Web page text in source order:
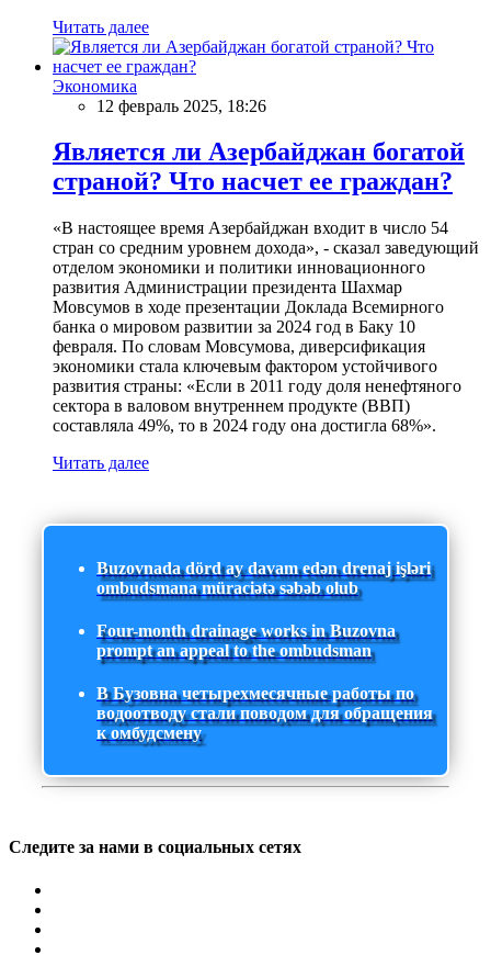
Читать далее
Экономика
12 февраль 2025, 18:26
Является ли Азербайджан богатой
страной? Что насчет ее граждан?
«В настоящее время Азербайджан входит в число 54
стран со средним уровнем дохода», - сказал заведующий
отделом экономики и политики инновационного
развития Администрации президента Шахмар
Мовсумов в ходе презентации Доклада Всемирного
банка о мировом развитии за 2024 год в Баку 10
февраля. По словам Мовсумова, диверсификация
экономики стала ключевым фактором устойчивого
развития страны: «Если в 2011 году доля ненефтяного
сектора в валовом внутреннем продукте (ВВП)
составляла 49%, то в 2024 году она достигла 68%».
Читать далее
Buzovnada dörd ay davam edən drenaj işləri
ombudsmana müraciətə səbəb olub
Four-month drainage works in Buzovna
prompt an appeal to the ombudsman
В Бузовна четырехмесячные работы по
водоотводу стали поводом для обращения
к омбудсмену
Следите за нами в социальных сетях